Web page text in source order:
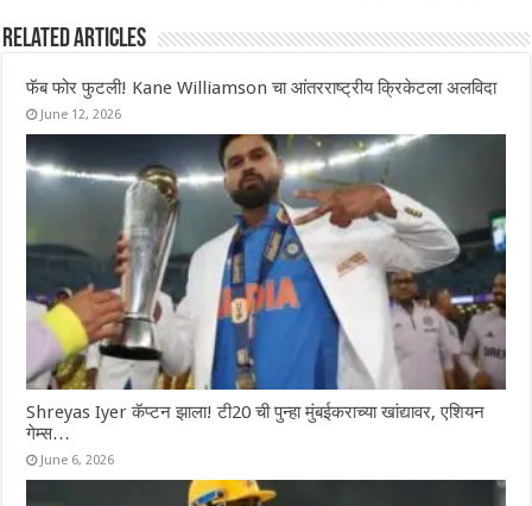
Related Articles
फॅब फोर फुटली! Kane Williamson चा आंतरराष्ट्रीय क्रिकेटला अलविदा
June 12, 2026
Shreyas Iyer कॅप्टन झाला! टी20 ची पुन्हा मुंबईकराच्या खांद्यावर, एशियन
गेम्स…
June 6, 2026